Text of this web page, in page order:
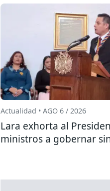
Actualidad • AGO 6 / 2026
Lara exhorta al
ministros a gobernar